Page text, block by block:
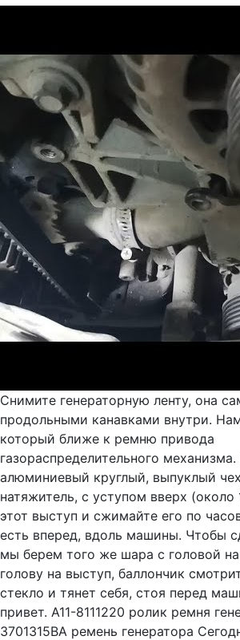
Снимите генераторную ленту, она
продольными канавками внутри.
который ближе к ремню привода
газораспределительного
алюминиевый круглый, выпуклый
натяжитель, с уступом вверх (около
этот выступ и сжимайте его по
есть вперед, вдоль машины. Чтобы
мы берем того же шара с головой
голову на выступ, баллончик
стекло и тянет себя, стоя перед
привет. A11-8111220 ролик ремня
3701315BA ремень генератора